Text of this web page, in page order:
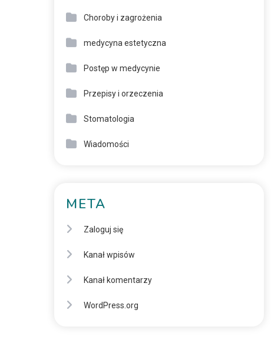
Choroby i zagrożenia
medycyna estetyczna
Postęp w medycynie
Przepisy i orzeczenia
Stomatologia
Wiadomości
META
Zaloguj się
Kanał wpisów
Kanał komentarzy
WordPress.org